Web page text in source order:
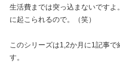
生活費までは突っ込まないです
に起こられるので。（笑）
このシリーズは1,2か月に1記事
す。